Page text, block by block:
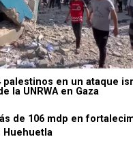
palestinos en un ataque
la UNRWA en Gaza
de 106 mdp en
Huehuetla